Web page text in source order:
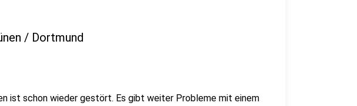
/ Dortmund
ist schon wieder gestört. Es gibt weiter Probleme mit einem